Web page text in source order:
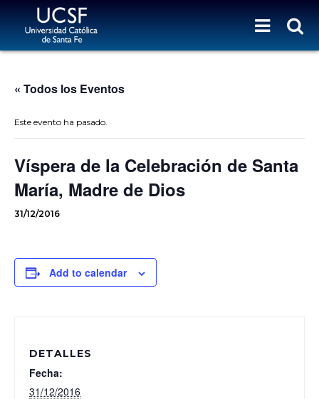
« Todos los Eventos
Este evento ha pasado.
Víspera de la Celebración de Santa
María, Madre de Dios
31/12/2016
Add to calendar
DETALLES
Fecha:
31/12/2016